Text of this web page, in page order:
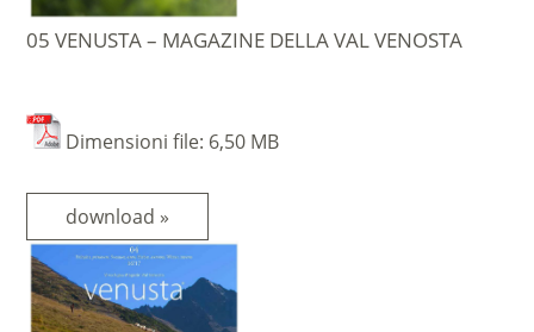
05 VENUSTA – MAGAZINE DELLA VAL VENOSTA
Dimensioni file: 6,50 MB
download »